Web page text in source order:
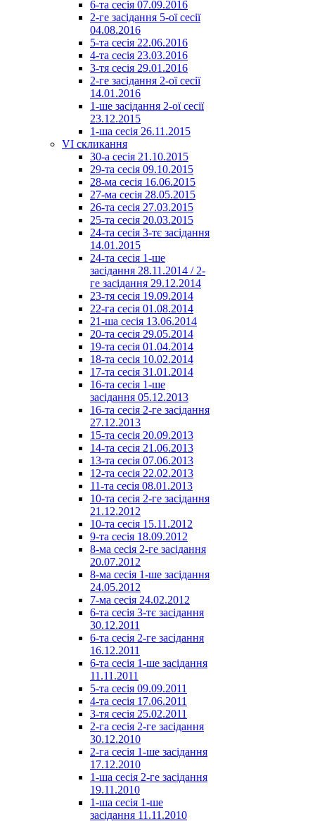
6-та сесія 07.09.2016
2-ге засідання 5-ої сесії
04.08.2016
5-та сесія 22.06.2016
4-та сесія 23.03.2016
3-тя сесія 29.01.2016
2-ге засідання 2-ої сесії
14.01.2016
1-ше засідання 2-ої сесії
23.12.2015
1-ша сесія 26.11.2015
VI скликання
30-а сесія 21.10.2015
29-та сесія 09.10.2015
28-ма сесія 16.06.2015
27-ма сесія 28.05.2015
26-та сесія 27.03.2015
25-та сесія 20.03.2015
24-та сесія 3-тє засідання
14.01.2015
24-та сесія 1-ше
засідання 28.11.2014 / 2-
ге засідання 29.12.2014
23-тя сесія 19.09.2014
22-га сесія 01.08.2014
21-ша сесія 13.06.2014
20-та сесія 29.05.2014
19-та сесія 01.04.2014
18-та сесія 10.02.2014
17-та сесія 31.01.2014
16-та сесія 1-ше
засідання 05.12.2013
16-та сесія 2-ге засідання
27.12.2013
15-та сесія 20.09.2013
14-та сесія 21.06.2013
13-та сесія 07.06.2013
12-та сесія 22.02.2013
11-та сесія 08.01.2013
10-та сесія 2-ге засідання
21.12.2012
10-та сесія 15.11.2012
9-та сесія 18.09.2012
8-ма сесія 2-ге засідання
20.07.2012
8-ма сесія 1-ше засідання
24.05.2012
7-ма сесія 24.02.2012
6-та сесія 3-тє засідання
30.12.2011
6-та сесія 2-ге засідання
16.12.2011
6-та сесія 1-ше засідання
11.11.2011
5-та сесія 09.09.2011
4-та сесія 17.06.2011
3-тя сесія 25.02.2011
2-га сесія 2-ге засідання
30.12.2010
2-га сесія 1-ше засідання
17.12.2010
1-ша сесія 2-ге засідання
19.11.2010
1-ша сесія 1-ше
засідання 11.11.2010